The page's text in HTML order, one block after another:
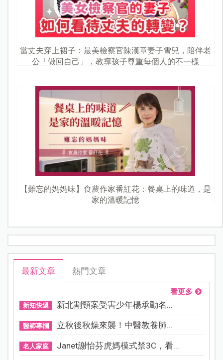
當丈夫穿上裙子：最美檢察官陳漢章妻子雪兒，陪伴老
公「做回自己」，教導孩子尊重每個人的不一樣
【難忘的媽媽味】食農作家番紅花：餐桌上的味道，是
家的溫暖記憶
最新文章 熱門文章
看更多
新知快遞 新北割頸案受害少年楊承勳名...
醫師專欄 立秋後秋燥來襲！中醫教養肺...
名人家庭 Janet謝怡芬虎媽模式禁3C，看...